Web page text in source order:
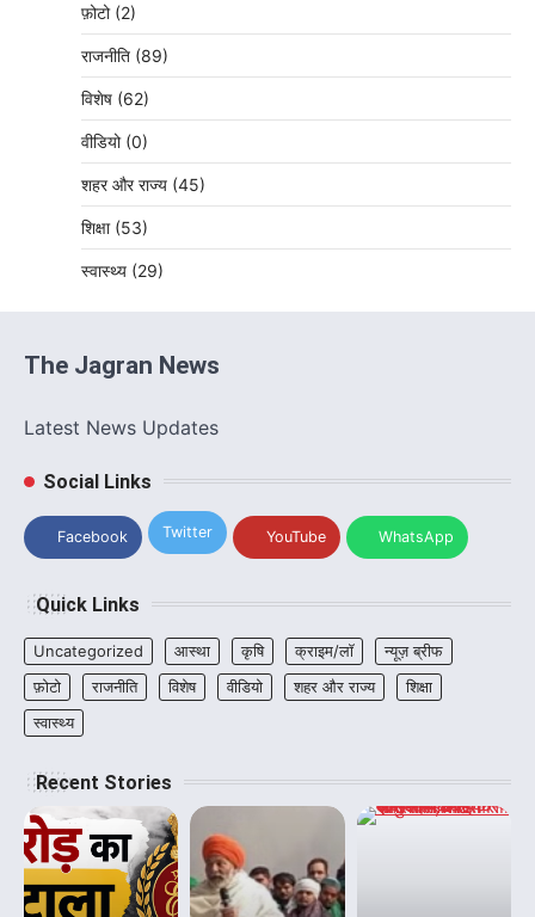
फ़ोटो (2)
राजनीति (89)
विशेष (62)
वीडियो (0)
शहर और राज्य (45)
शिक्षा (53)
स्वास्थ्य (29)
The Jagran News
Latest News Updates
Social Links
Facebook Twitter YouTube WhatsApp
Quick Links
Uncategorized आस्था कृषि क्राइम/लॉ
न्यूज़ ब्रीफ
फ़ोटो
राजनीति विशेष वीडियो शहर और राज्य
शिक्षा
स्वास्थ्य
Recent Stories